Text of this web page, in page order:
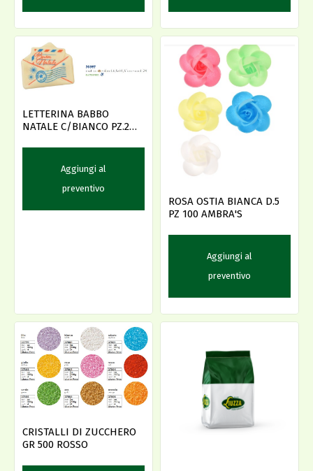
LETTERINA BABBO
NATALE C/BIANCO PZ.24
Aggiungi al
preventivo
ROSA OSTIA BIANCA D.5
PZ 100 AMBRA'S
Aggiungi al
preventivo
CRISTALLI DI ZUCCHERO
GR 500 ROSSO